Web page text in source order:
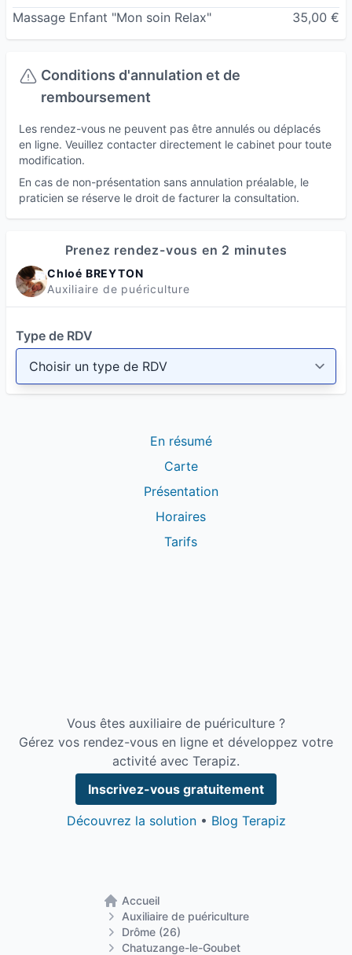
Massage Enfant "Mon soin Relax"
35,00 €
Conditions d'annulation et de
remboursement
Les rendez-vous ne peuvent pas être annulés ou déplacés
en ligne. Veuillez contacter directement le cabinet pour toute
modification.
En cas de non-présentation sans annulation préalable, le
praticien se réserve le droit de facturer la consultation.
Prenez rendez-vous en 2 minutes
Chloé BREYTON
Auxiliaire de puériculture
Type de RDV
En résumé
Carte
Présentation
Horaires
Tarifs
Vous êtes auxiliaire de puériculture ?
Gérez vos rendez-vous en ligne et développez votre
activité avec Terapiz.
Inscrivez-vous gratuitement
Découvrez la solution• Blog Terapiz
Accueil
Retour à la page d'accueil
Auxiliaire de puériculture
Drôme (26)
Chatuzange-le-Goubet